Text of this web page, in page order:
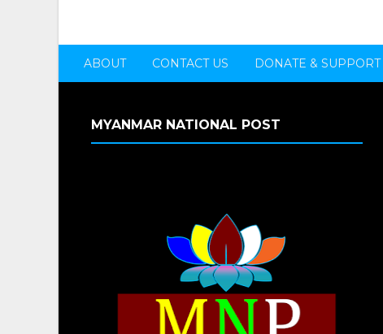
ABOUT CONTACT US DONATE & SUPPORT
MYANMAR NATIONAL POST